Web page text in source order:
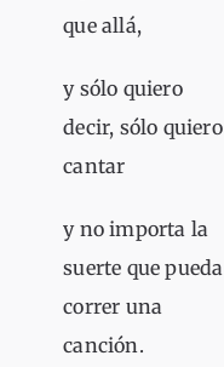
que allá,
y sólo quiero
decir, sólo quiero
cantar
y no importa la
suerte que pueda
correr una
canción.